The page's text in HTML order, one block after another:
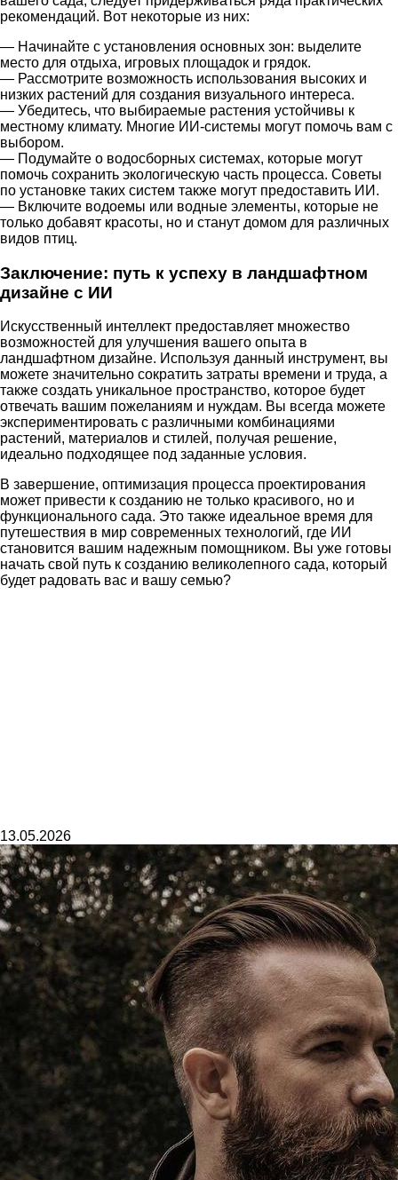
рекомендаций. Вот некоторые из них:
— Начинайте с установления основных зон: выделите
место для отдыха, игровых площадок и грядок.
— Рассмотрите возможность использования высоких и
низких растений для создания визуального интереса.
— Убедитесь, что выбираемые растения устойчивы к
местному климату. Многие ИИ-системы могут помочь вам с
выбором.
— Подумайте о водосборных системах, которые могут
помочь сохранить экологическую часть процесса. Советы
по установке таких систем также могут предоставить ИИ.
— Включите водоемы или водные элементы, которые не
только добавят красоты, но и станут домом для различных
видов птиц.
Заключение: путь к успеху в ландшафтном
дизайне с ИИ
Искусственный интеллект предоставляет множество
возможностей для улучшения вашего опыта в
ландшафтном дизайне. Используя данный инструмент, вы
можете значительно сократить затраты времени и труда, а
также создать уникальное пространство, которое будет
отвечать вашим пожеланиям и нуждам. Вы всегда можете
экспериментировать с различными комбинациями
растений, материалов и стилей, получая решение,
идеально подходящее под заданные условия.
В завершение, оптимизация процесса проектирования
может привести к созданию не только красивого, но и
функционального сада. Это также идеальное время для
путешествия в мир современных технологий, где ИИ
становится вашим надежным помощником. Вы уже готовы
начать свой путь к созданию великолепного сада, который
будет радовать вас и вашу семью?
13.05.2026